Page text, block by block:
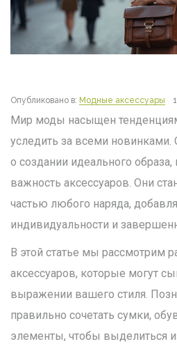
Опубликовано в: Модные аксессуары
Мир моды насыщен
уследить за всеми новинками.
о создании идеального
важность аксессуаров. Они
частью любого наряда,
индивидуальности и
В этой статье мы рассмотрим
аксессуаров, которые могут
выражении вашего стиля.
правильно сочетать сумки,
элементы, чтобы выделиться